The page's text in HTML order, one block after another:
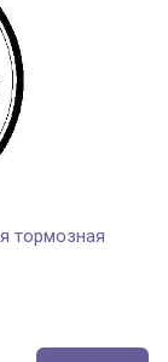
тормозная